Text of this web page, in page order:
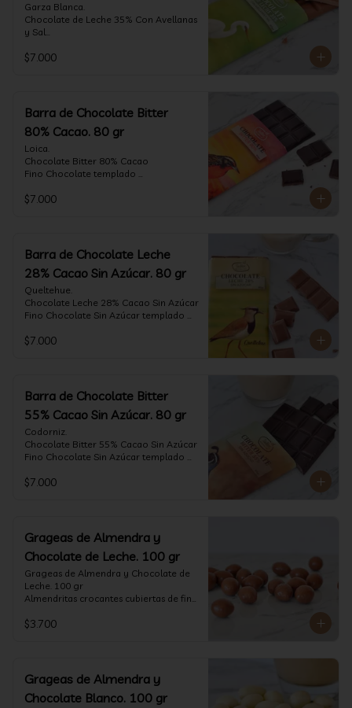
gr
Garza Blanca.
Chocolate de Leche 35% Con Avellanas
y Sal
artesanalmente con Avellanas
con la textura y complemento de sabor
de las avellanas y sal.
Formato: tableta 80 gramos.
$7.000
Barra de Chocolate Bitter
80% Cacao. 80 gr
Loica.
Chocolate Bitter 80% Cacao
Fino Chocolate templado
de frutas rojas, zeste de pomelo y
$7.000
Barra de Chocolate Leche
28% Cacao Sin Azúcar. 80 gr
Queltehue.
Chocolate Leche 28% Cacao Sin Azúcar
Fino Chocolate Sin Azúcar templado
aterciopelado de frutas rojas y cacao
$7.000
Barra de Chocolate Bitter
55% Cacao Sin Azúcar. 80 gr
Codorniz.
Chocolate Bitter 55% Cacao Sin Azúcar
Fino Chocolate Sin Azúcar templado
aterciopelado de frutas rojas y cacao
$7.000
Grageas de Almendra y
Chocolate de Leche. 100 gr
Grageas de Almendra y Chocolate de
Leche. 100 gr
Almendritas crocantes cubiertas de fino
Formato: Bolsa 100 gramos
$3.700
Grageas de Almendra y
Chocolate Blanco. 100 gr